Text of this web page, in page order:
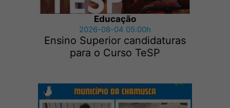
Educação
2026-08-04 05:00h
Ensino Superior candidaturas
para o Curso TeSP